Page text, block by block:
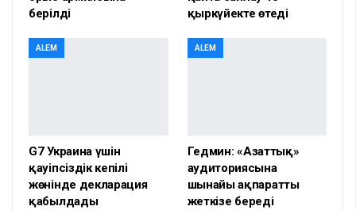
берілді
қыркүйекте өтеді
ALEM
G7 Украина үшін
қауіпсіздік кепілі
жөнінде декларация
қабылдады
ALEM
Гедмин: «Азаттық»
аудиториясына
шынайы ақпаратты
жеткізе береді